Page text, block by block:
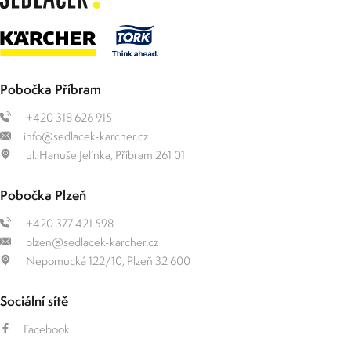
Pobočka Příbram
+420 318 626 915
info@sedlacek-karcher.cz
ul. Hanuše Jelínka, Příbram 261 01
Pobočka Plzeň
+420 377 421 598
plzen@sedlacek-karcher.cz
Nepomucká 122/10, Plzeň 32 600
Sociální sítě
Facebook